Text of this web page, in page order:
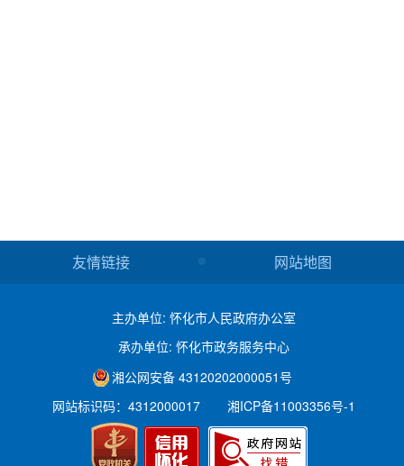
友情链接 网站地图
主办单位: 怀化市人民政府办公室
承办单位: 怀化市政务服务中心
湘公网安备 43120202000051号
网站标识码：4312000017
湘ICP备11003356号-1